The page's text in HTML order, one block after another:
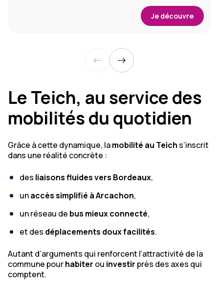
Je découvre
Le Teich, au service des
mobilités du quotidien
Grâce à cette dynamique, lamobilité au Teichs’inscrit
dans une réalité concrète :
des liaisons fluides vers Bordeaux,
unaccès simplifié à Arcachon,
un réseau de bus mieux connecté,
et des déplacements doux facilités.
Autant d’arguments qui renforcent l’attractivité de la
commune pourhabiter ou investir près des axes qui
comptent.